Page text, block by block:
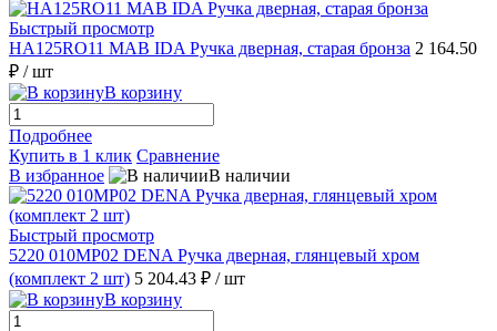
Быстрый просмотр
HA125RO11 MAB IDA Ручка дверная, старая бронза 2 164.50
₽ / шт
В корзину
Подробнее
Купить в 1 клик Сравнение
В избранное
В наличии
Быстрый просмотр
5220 010MP02 DENA Ручка дверная, глянцевый хром
(комплект 2 шт) 5 204.43 ₽ / шт
В корзину